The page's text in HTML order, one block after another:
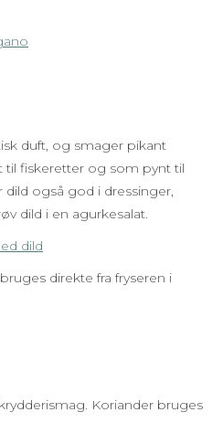
duft, og smager pikant
til fiskeretter og som pynt til
også god i dressinger,
dild i en agurkesalat.
dild
direkte fra fryseren i
Koriander bruges